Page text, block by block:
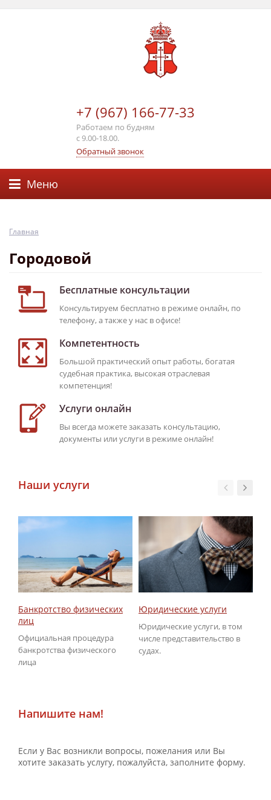
+7 (967) 166-77-33
Работаем по будням
с 9.00-18.00.
Обратный звонок
Меню
Главная
Городовой
Бесплатные консультации
Консультируем бесплатно в режиме онлайн, по
телефону, а также у нас в офисе!
Компетентность
Большой практический опыт работы, богатая
судебная практика, высокая отраслевая
компетенция!
Услуги онлайн
Вы всегда можете заказать консультацию,
документы или услуги в режиме онлайн!
Наши услуги
Банкротство физических
лиц
Официальная процедура
банкротства физического
лица
Юридические услуги
Юридические услуги, в том
числе представительство в
судах.
Напишите нам!
Если у Вас возникли вопросы, пожелания или Вы
хотите заказать услугу, пожалуйста, заполните форму.